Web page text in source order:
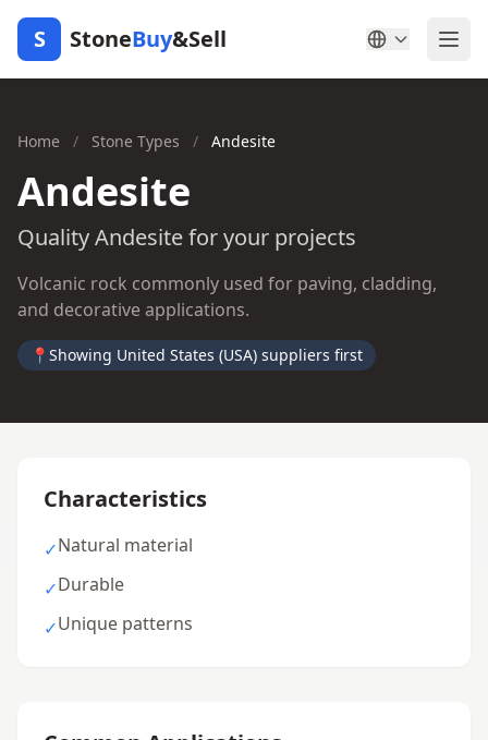
S StoneBuy&Sell
Home / Stone Types / Andesite
Andesite
Quality Andesite for your projects
Volcanic rock commonly used for paving, cladding,
and decorative applications.
📍 Showing United States (USA) suppliers first
Characteristics
✓Natural material
✓Durable
✓Unique patterns